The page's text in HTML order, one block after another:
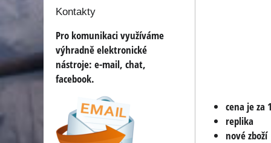
cena je za
replika
nové zboží
Kontakty
Pro komunikaci využíváme
výhradně elektronické
nástroje: e-mail, chat,
facebook.